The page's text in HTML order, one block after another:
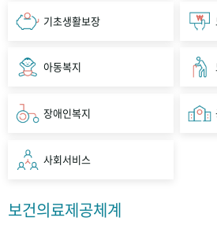
기초생활보장
아동복지
장애인복지
사회서비스
보건의료제공체계